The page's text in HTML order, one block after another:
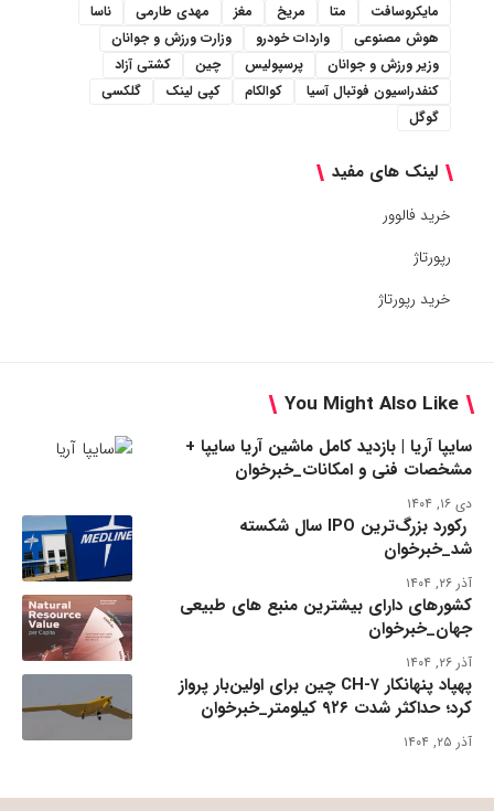
مایکروسافت
متا مریخ مغز مهدی طارمی
ناسا
هوش مصنوعی
واردات خودرو
وزارت ورزش و جوانان
وزیر ورزش و جوانان
پرسپولیس چین
کشتی آزاد
کنفدراسیون فوتبال آسیا
کوالکام کپی لینک
گلکسی
گوگل
لینک های مفید
خرید فالوور
رپورتاژ
خرید رپورتاژ
You Might Also Like
سایپا آریا | بازدید کامل ماشین آریا سایپا +
مشخصات فنی و امکانات_خبرخوان
دی ۱۶, ۱۴۰۴
رکورد بزرگ‌ترین IPO سال شکسته
شد_خبرخوان
آذر ۲۶, ۱۴۰۴
کشورهای دارای بیشترین منبع های طبیعی
جهان_خبرخوان
آذر ۲۶, ۱۴۰۴
پهپاد پنهانکار CH-۷ چین برای اولین‌بار پرواز
کرد؛ حداکثر شدت ۹۲۶ کیلومتر_خبرخوان
آذر ۲۵, ۱۴۰۴